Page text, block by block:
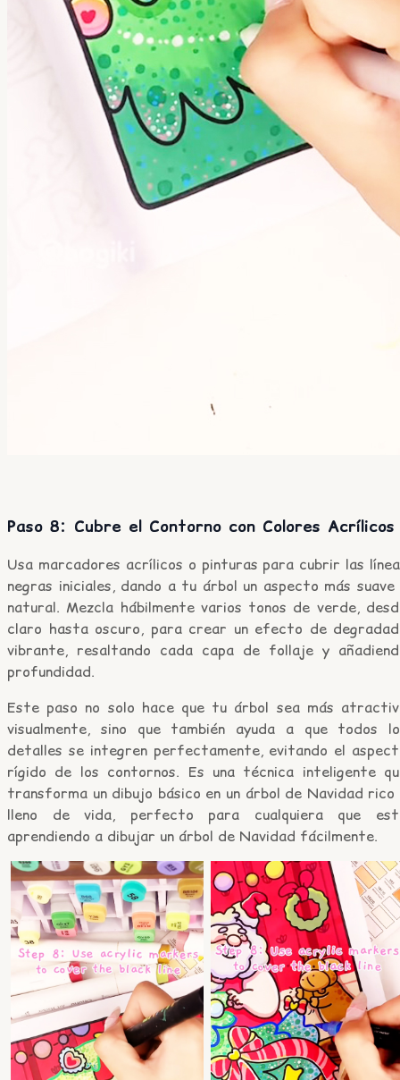
Paso 8: Cubre el Contorno con Colores Acrílicos
Usa marcadores acrílicos o pinturas para cubrir las
negras iniciales, dando a tu árbol un aspecto más suave
natural. Mezcla hábilmente varios tonos de verde,
claro hasta oscuro, para crear un efecto de
vibrante, resaltando cada capa de follaje y
profundidad.
Este paso no solo hace que tu árbol sea más
visualmente, sino que también ayuda a que todos
detalles se integren perfectamente, evitando el
rígido de los contornos. Es una técnica inteligente
transforma un dibujo básico en un árbol de Navidad rico
lleno de vida, perfecto para cualquiera que
aprendiendo a dibujar un árbol de Navidad fácilmente.